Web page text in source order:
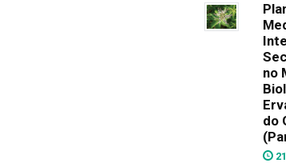
no
do